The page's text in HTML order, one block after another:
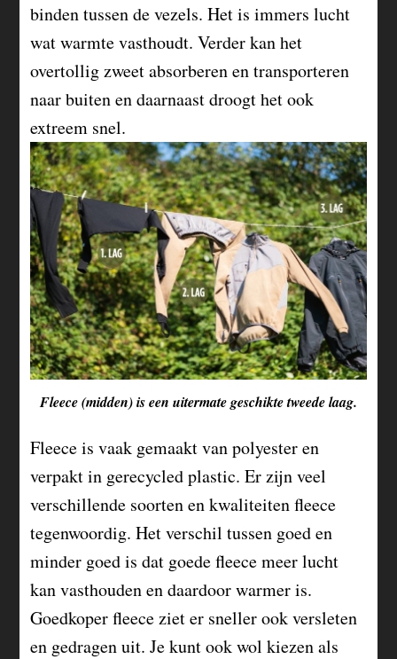
binden tussen de vezels. Het is immers lucht
wat warmte vasthoudt. Verder kan het
overtollig zweet absorberen en transporteren
naar buiten en daarnaast droogt het ook
extreem snel.
Fleece (midden) is een uitermate geschikte tweede laag.
Fleece is vaak gemaakt van polyester en
verpakt in gerecycled plastic. Er zijn veel
verschillende soorten en kwaliteiten fleece
tegenwoordig. Het verschil tussen goed en
minder goed is dat goede fleece meer lucht
kan vasthouden en daardoor warmer is.
Goedkoper fleece ziet er sneller ook versleten
en gedragen uit. Je kunt ook wol kiezen als